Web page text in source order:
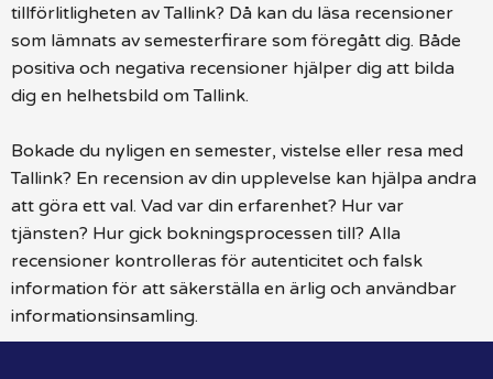
tillförlitligheten av Tallink? Då kan du läsa recensioner
som lämnats av semesterfirare som föregått dig. Både
positiva och negativa recensioner hjälper dig att bilda
dig en helhetsbild om Tallink.
Bokade du nyligen en semester, vistelse eller resa med
Tallink? En recension av din upplevelse kan hjälpa andra
att göra ett val. Vad var din erfarenhet? Hur var
tjänsten? Hur gick bokningsprocessen till? Alla
recensioner kontrolleras för autenticitet och falsk
information för att säkerställa en ärlig och användbar
informationsinsamling.